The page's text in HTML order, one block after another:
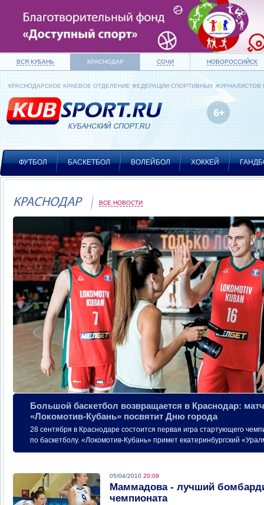
ВСЯ КУБАНЬ КРАСНОДАР СОЧИ НОВОРОССИЙСК
КРАСНОДАРСКОЕ КРАЕВОЕ ОТДЕЛЕНИЕ ФЕДЕРАЦИИ СПОРТИВНЫХ ЖУРНАЛИСТОВ
ФУТБОЛ БАСКЕТБОЛ ВОЛЕЙБОЛ ХОККЕЙ
КРАСНОДАР ВСЕ НОВОСТИ
Большой баскетбол возвращается в Краснодар:
«Локомотив-Кубань» посвятит Дню города
28 сентября в Краснодаре состоится первая игра стартующего
по баскетболу. «Локомотив-Кубань» примет екатеринбургский
05/04/2010 20:09
Маммадова - лучший
чемпионата